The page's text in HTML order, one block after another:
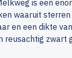
is een
waaruit
en een dikte
reusachtig zwart